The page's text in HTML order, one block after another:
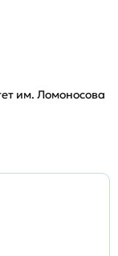
им. Ломоносова